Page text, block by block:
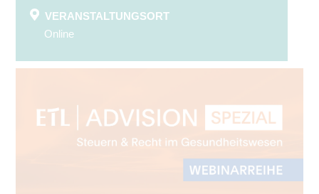
VERANSTALTUNGSORT
Online